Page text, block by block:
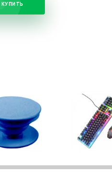
КУПИТЬ